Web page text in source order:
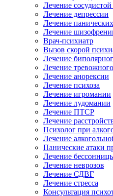
Лечение
Лечение депрессии
Лечение
Лечение
Врач-психиатр
Вызов скорой
Лечение
Лечение
Лечение анорексии
Лечение психоза
Лечение игромании
Лечение лудомании
Лечение ПТСР
Лечение
Психолог при
Лечение
Панические атаки
Лечение
Лечение неврозов
Лечение СДВГ
Лечение стресса
Консультация